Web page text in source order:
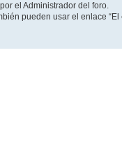
el Administrador del foro.
pueden usar el enlace “El